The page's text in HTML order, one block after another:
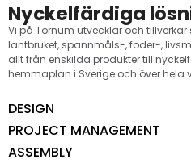
Nyckelfärdiga
Vi på Tornum utvecklar och
lantbruket, spannmåls-, foder-,
allt från enskilda produkter till
hemmaplan i Sverige och över hela
DESIGN
PROJECT MANAGEMENT
ASSEMBLY